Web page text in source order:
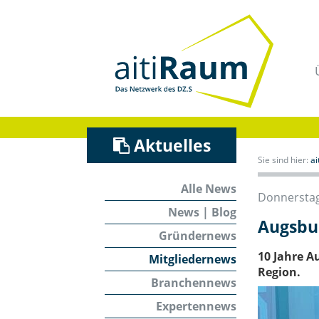
Aktuelles
Alle News
News | Blog
Gründernews
Mitgliedernews
Branchennews
Expertennews
Sie sind hier:
10 Jahre
Region.